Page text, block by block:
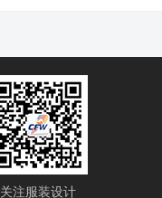
关注服装设计